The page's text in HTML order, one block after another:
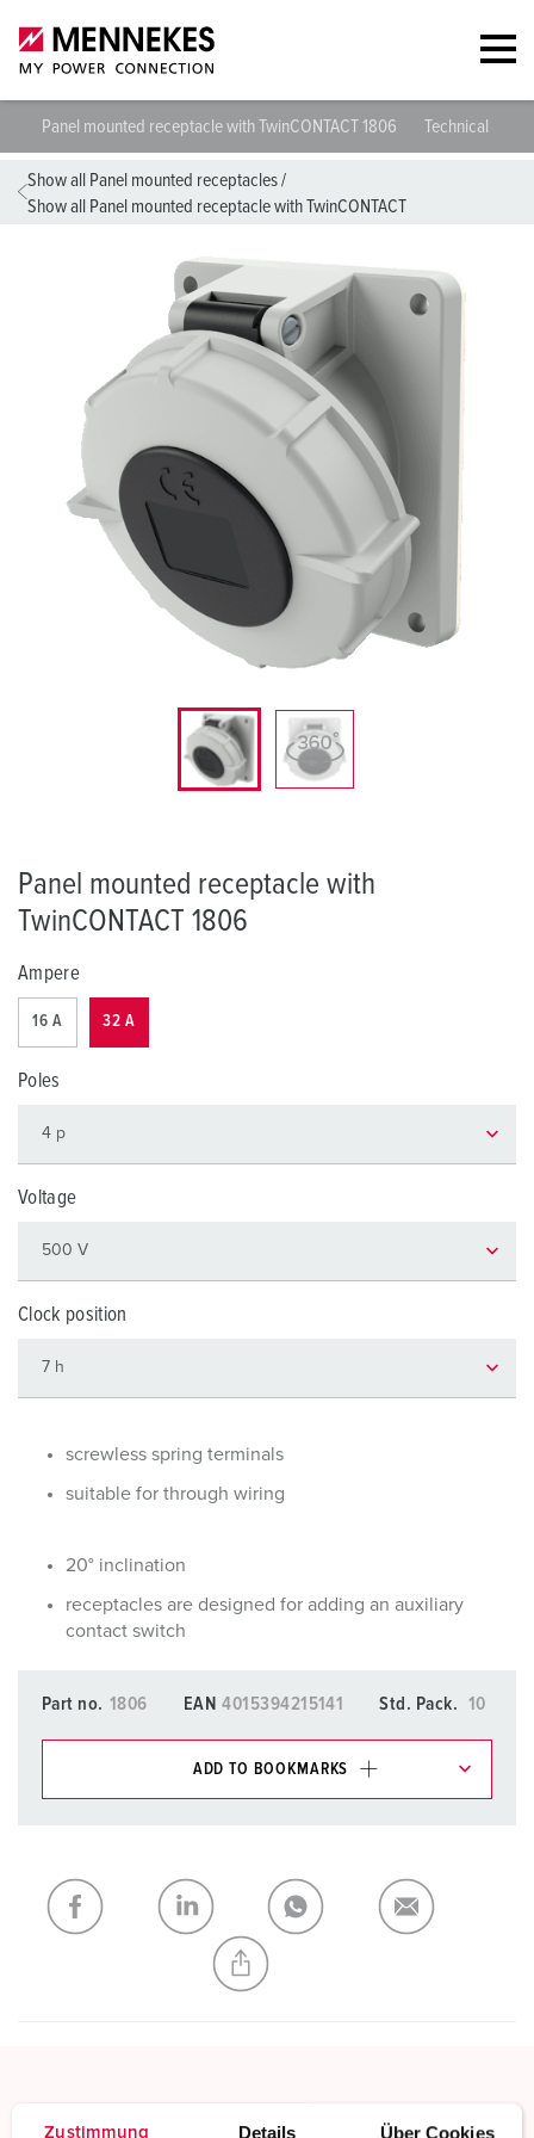
Zustimmung Details Über Cookies
Panel mounted receptacle with TwinCONTACT 1806 Technical
Show all Panel mounted receptacles/
Show all Panel mounted receptacle with TwinCONTACT
Panel mounted receptacle with
TwinCONTACT 1806
Ampere
16 A 32 A
Poles
Voltage
Clock position
screwless spring terminals
suitable for through wiring
20° inclination
receptacles are designed for adding an auxiliary
contact switch
Part no. 1806 EAN 4015394215141 Std. Pack. 10
ADD TO BOOKMARKS
My list ADD
CREATE A NEW LIST